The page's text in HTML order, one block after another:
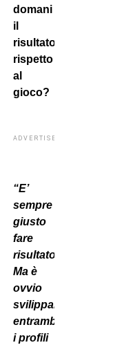
domani
il
risultato
rispetto
al
gioco?
ADVERTISEMENT
“E’
sempre
giusto
fare
risultato.
Ma è
ovvio
svilippare
entrambi
i profili